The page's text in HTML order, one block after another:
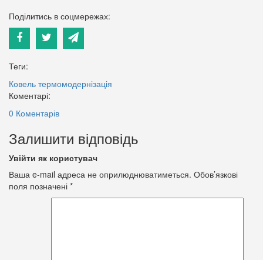
Поділитись в соцмережах:
Теги:
Ковель термомодернізація
Коментарі:
0 Коментарів
Залишити відповідь
Увійти як користувач
Ваша e-mail адреса не оприлюднюватиметься. Обов’язкові
поля позначені *